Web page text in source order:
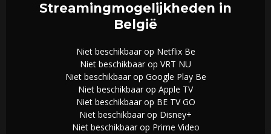
Streamingmogelijkheden in
België
Niet beschikbaar op Netflix Be
Niet beschikbaar op VRT NU
Niet beschikbaar op Google Play Be
Niet beschikbaar op Apple TV
Niet beschikbaar op BE TV GO
Niet beschikbaar op Disney+
Niet beschikbaar op Prime Video